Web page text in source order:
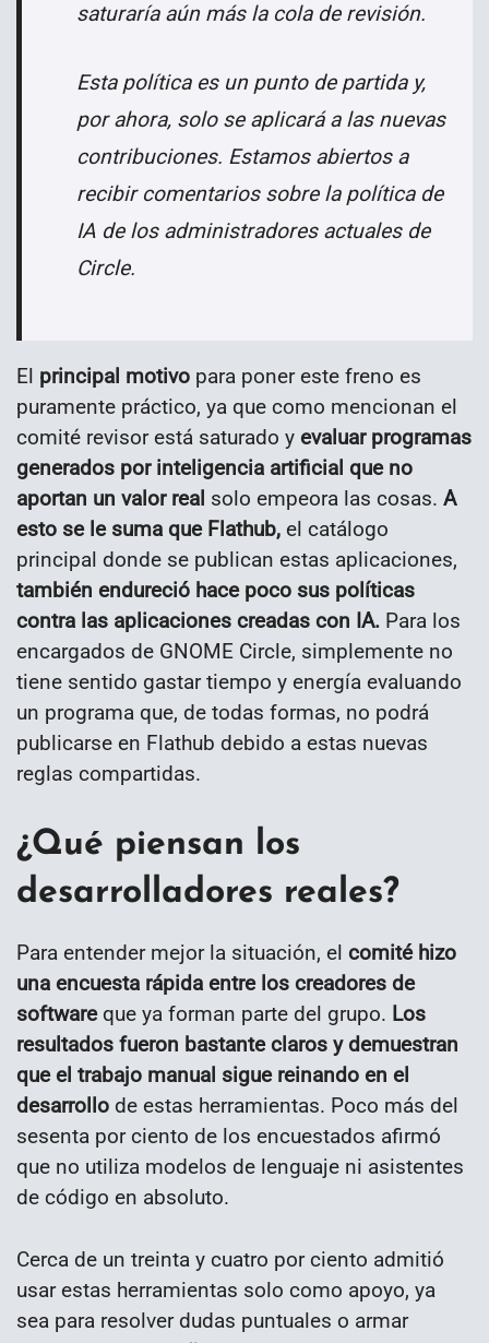
saturaría aún más la cola de revisión.
Esta política es un punto de partida y,
por ahora, solo se aplicará a las nuevas
contribuciones. Estamos abiertos a
recibir comentarios sobre la política de
IA de los administradores actuales de
Circle.
El principal motivo para poner este freno es
puramente práctico, ya que como mencionan el
comité revisor está saturado y evaluar programas
generados por inteligencia artificial que no
aportan un valor real solo empeora las cosas. A
esto se le suma que Flathub, el catálogo
principal donde se publican estas aplicaciones,
también endureció hace poco sus políticas
contra las aplicaciones creadas con IA. Para los
encargados de GNOME Circle, simplemente no
tiene sentido gastar tiempo y energía evaluando
un programa que, de todas formas, no podrá
publicarse en Flathub debido a estas nuevas
reglas compartidas.
¿Qué piensan los
desarrolladores reales?
Para entender mejor la situación, el comité hizo
una encuesta rápida entre los creadores de
softwareque ya forman parte del grupo. Los
resultados fueron bastante claros y demuestran
que el trabajo manual sigue reinando en el
desarrollo de estas herramientas. Poco más del
sesenta por ciento de los encuestados afirmó
que no utiliza modelos de lenguaje ni asistentes
de código en absoluto.
Cerca de un treinta y cuatro por ciento admitió
usar estas herramientas solo como apoyo, ya
sea para resolver dudas puntuales o armar